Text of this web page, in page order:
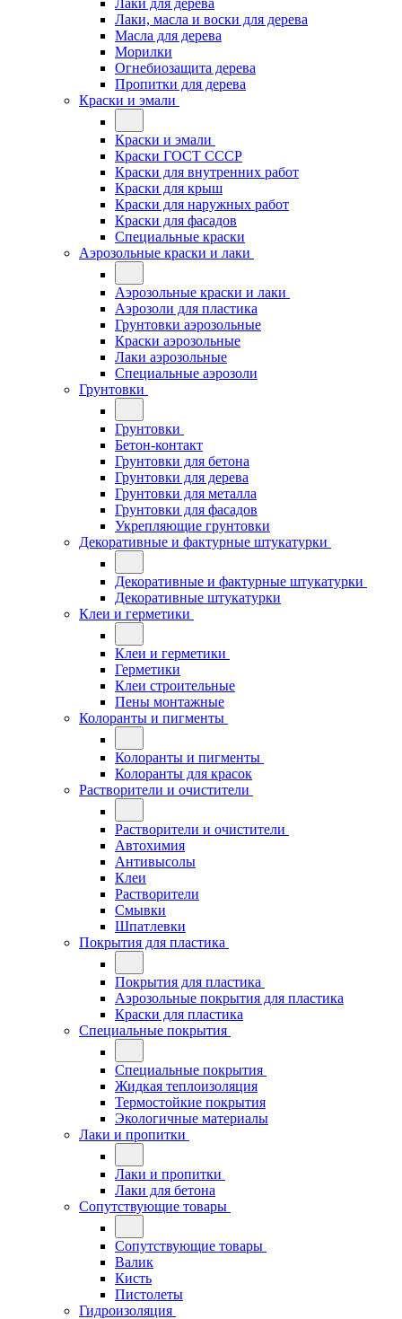
Лаки для дерева
Лаки, масла и воски для дерева
Масла для дерева
Морилки
Огнебиозащита дерева
Пропитки для дерева
Краски и эмали
Краски и эмали
Краски ГОСТ СССР
Краски для внутренних работ
Краски для крыш
Краски для наружных работ
Краски для фасадов
Специальные краски
Аэрозольные краски и лаки
Аэрозольные краски и лаки
Аэрозоли для пластика
Грунтовки аэрозольные
Краски аэрозольные
Лаки аэрозольные
Специальные аэрозоли
Грунтовки
Грунтовки
Бетон-контакт
Грунтовки для бетона
Грунтовки для дерева
Грунтовки для металла
Грунтовки для фасадов
Укрепляющие грунтовки
Декоративные и фактурные штукатурки
Декоративные и фактурные штукатурки
Декоративные штукатурки
Клеи и герметики
Клеи и герметики
Герметики
Клеи строительные
Пены монтажные
Колоранты и пигменты
Колоранты и пигменты
Колоранты для красок
Растворители и очистители
Растворители и очистители
Автохимия
Антивысолы
Клеи
Растворители
Смывки
Шпатлевки
Покрытия для пластика
Покрытия для пластика
Аэрозольные покрытия для пластика
Краски для пластика
Специальные покрытия
Специальные покрытия
Жидкая теплоизоляция
Термостойкие покрытия
Экологичные материалы
Лаки и пропитки
Лаки и пропитки
Лаки для бетона
Сопутствующие товары
Сопутствующие товары
Валик
Кисть
Пистолеты
Гидроизоляция